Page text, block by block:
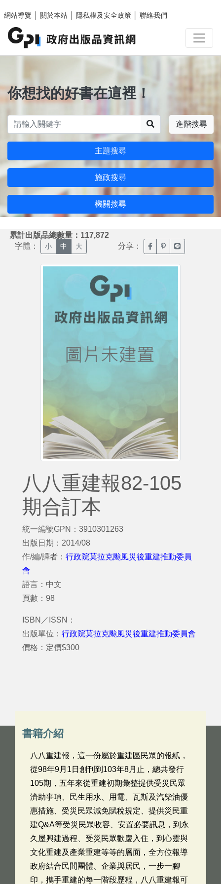
網站導覽
關於本站 隱私權及安全政策 聯絡我們
你想找的好書在這裡！
進階搜尋
主題搜尋
施政搜尋
機關搜尋
累計出版品總數量：117,872
字體： 小 中 大 分享： 臉書分享(另開新視窗)
噗浪分享(另開新
Line分享(另
八八重建報82-105
期合訂本
統一編號GPN：3910301263
出版日期：2014/08
作/編/譯者： 行政院莫拉克颱風災後重建推動委員
會
語言：中文
頁數：98
ISBN／ISSN：
出版單位： 行政院莫拉克颱風災後重建推動委員會
價格：定價$300
書籍介紹
八八重建報，這一份屬於重建區民眾的報紙，
從98年9月1日創刊到103年8月止，總共發行
105期，五年來從重建初期彙整提供受災民眾
濟助事項、民生用水、用電、瓦斯及汽柴油優
惠措施、受災民眾減免賦稅規定、提供災民重
建Q&A等受災民眾收容、安置必要訊息，到永
久屋興建過程、受災民眾歡慶入住，到心靈與
文化重建及產業重建等等的層面，全方位報導
政府結合民間團體、企業與居民，一步一腳
印，攜手重建的每一階段歷程，八八重建報可